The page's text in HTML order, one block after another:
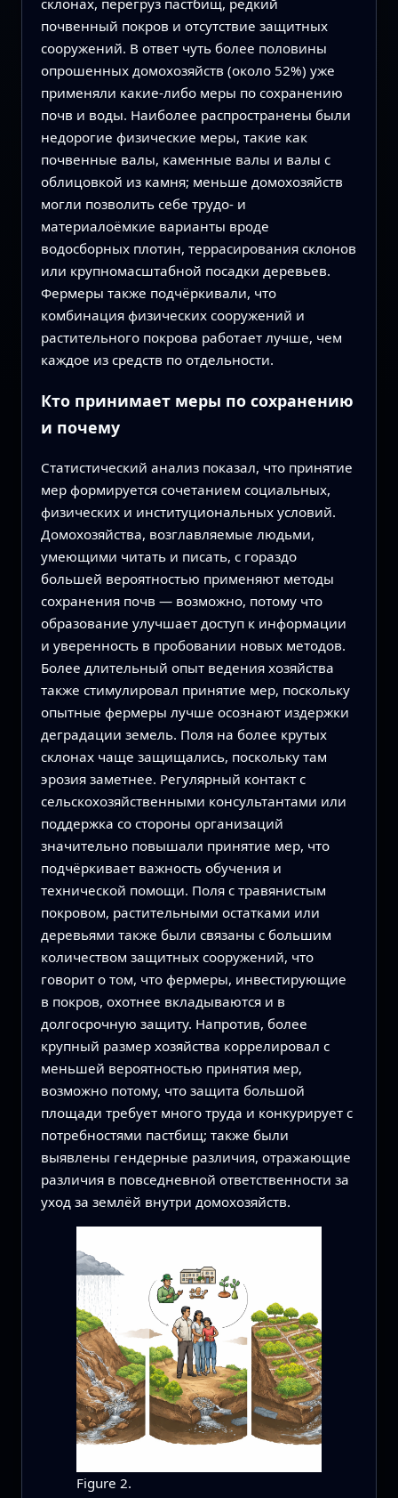
склонах, перегруз пастбищ, редкий
почвенный покров и отсутствие защитных
сооружений. В ответ чуть более половины
опрошенных домохозяйств (около 52%) уже
применяли какие-либо меры по сохранению
почв и воды. Наиболее распространены были
недорогие физические меры, такие как
почвенные валы, каменные валы и валы с
облицовкой из камня; меньше домохозяйств
могли позволить себе трудо- и
материалоёмкие варианты вроде
водосборных плотин, террасирования склонов
или крупномасштабной посадки деревьев.
Фермеры также подчёркивали, что
комбинация физических сооружений и
растительного покрова работает лучше, чем
каждое из средств по отдельности.
Кто принимает меры по сохранению
и почему
Статистический анализ показал, что принятие
мер формируется сочетанием социальных,
физических и институциональных условий.
Домохозяйства, возглавляемые людьми,
умеющими читать и писать, с гораздо
большей вероятностью применяют методы
сохранения почв — возможно, потому что
образование улучшает доступ к информации
и уверенность в пробовании новых методов.
Более длительный опыт ведения хозяйства
также стимулировал принятие мер, поскольку
опытные фермеры лучше осознают издержки
деградации земель. Поля на более крутых
склонах чаще защищались, поскольку там
эрозия заметнее. Регулярный контакт с
сельскохозяйственными консультантами или
поддержка со стороны организаций
значительно повышали принятие мер, что
подчёркивает важность обучения и
технической помощи. Поля с травянистым
покровом, растительными остатками или
деревьями также были связаны с большим
количеством защитных сооружений, что
говорит о том, что фермеры, инвестирующие
в покров, охотнее вкладываются и в
долгосрочную защиту. Напротив, более
крупный размер хозяйства коррелировал с
меньшей вероятностью принятия мер,
возможно потому, что защита большой
площади требует много труда и конкурирует с
потребностями пастбищ; также были
выявлены гендерные различия, отражающие
различия в повседневной ответственности за
уход за землёй внутри домохозяйств.
Figure 2.